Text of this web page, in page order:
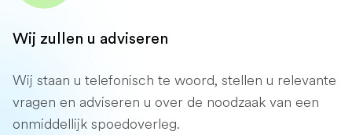
Wij zullen u adviseren
Wij staan ​​u telefonisch te woord, stellen u relevante
vragen en adviseren u over de noodzaak van een
onmiddellijk spoedoverleg.